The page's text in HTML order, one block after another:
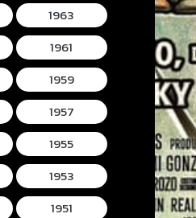
1963
1961
1959
1957
1955
1953
1951